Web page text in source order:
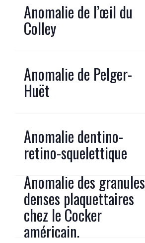
Anomalie de l’œil du
Colley
Anomalie de Pelger-
Huët
Anomalie dentino-
retino-squelettique
Anomalie des granules
denses plaquettaires
chez le Cocker
américain.